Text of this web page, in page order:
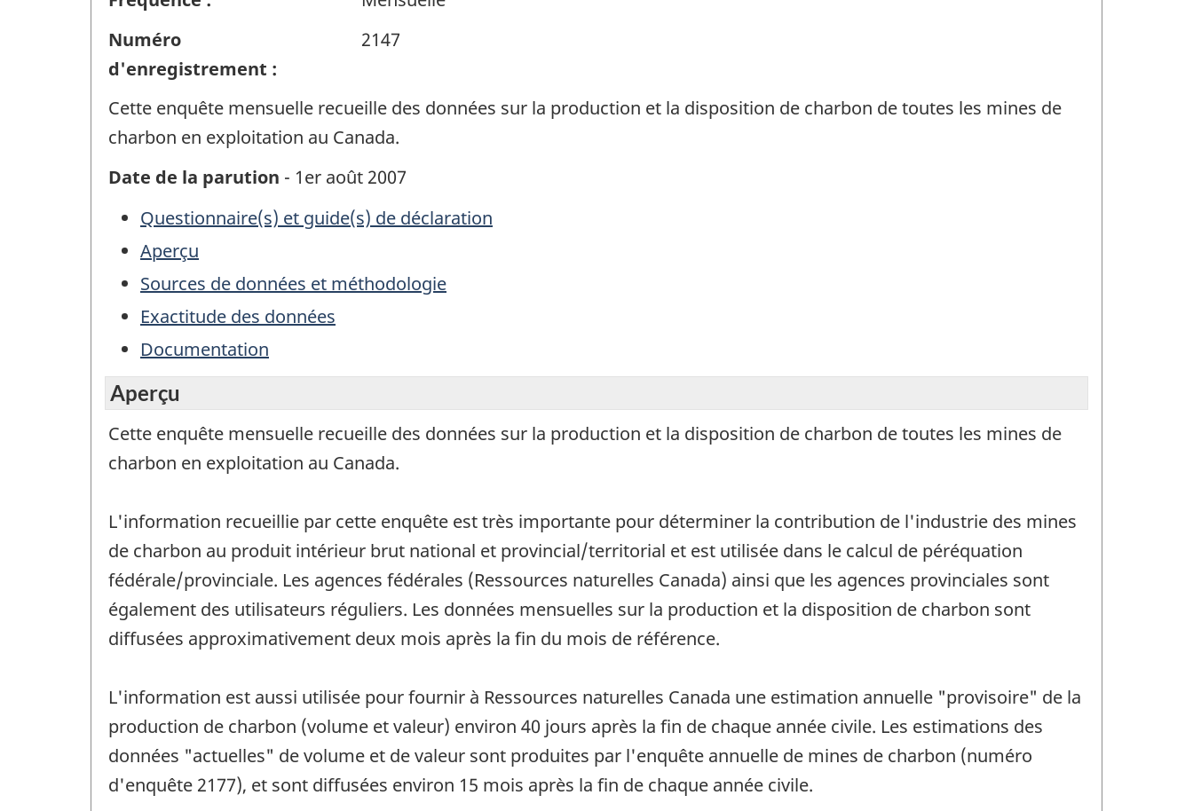
Numéro
d'enregistrement :
2147
Cette enquête mensuelle recueille des données sur la production et la disposition de charbon de toutes les mines de
charbon en exploitation au Canada.
Date de la parution - 1er août 2007
Questionnaire(s) et guide(s) de déclaration
Aperçu
Sources de données et méthodologie
Exactitude des données
Documentation
Aperçu
Cette enquête mensuelle recueille des données sur la production et la disposition de charbon de toutes les mines de
charbon en exploitation au Canada.
L'information recueillie par cette enquête est très importante pour déterminer la contribution de l'industrie des mines
de charbon au produit intérieur brut national et provincial/territorial et est utilisée dans le calcul de péréquation
fédérale/provinciale. Les agences fédérales (Ressources naturelles Canada) ainsi que les agences provinciales sont
également des utilisateurs réguliers. Les données mensuelles sur la production et la disposition de charbon sont
diffusées approximativement deux mois après la fin du mois de référence.
L'information est aussi utilisée pour fournir à Ressources naturelles Canada une estimation annuelle "provisoire" de la
production de charbon (volume et valeur) environ 40 jours après la fin de chaque année civile. Les estimations des
données "actuelles" de volume et de valeur sont produites par l'enquête annuelle de mines de charbon (numéro
d'enquête 2177), et sont diffusées environ 15 mois après la fin de chaque année civile.